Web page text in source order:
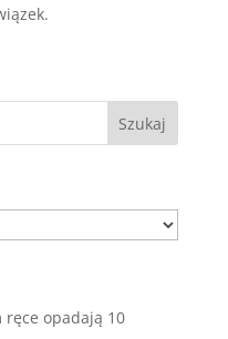
opadają 10